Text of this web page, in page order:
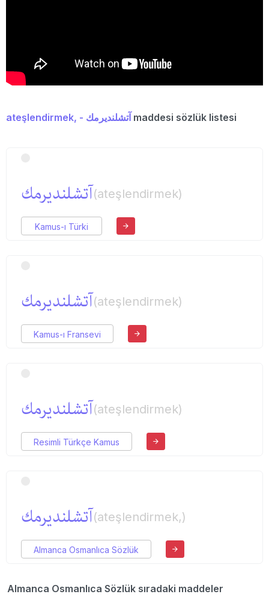
ateşlendirmek, - آتشلندیرمك maddesi sözlük listesi
آتشلندیرمك(ateşlendirmek)
Kamus-ı Türki
آتشلندیرمك(ateşlendirmek)
Kamus-ı Fransevi
آتشلندیرمك(ateşlendirmek)
Resimli Türkçe Kamus
آتشلندیرمك(ateşlendirmek,)
Almanca Osmanlıca Sözlük
Almanca Osmanlıca Sözlük sıradaki maddeler